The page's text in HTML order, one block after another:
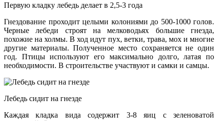
Первую кладку лебедь делает в 2,5-3 года
Гнездование проходит целыми колониями до 500-1000 голов.
Черные лебеди строят на мелководьях большие гнезда,
похожие на холмы. В ход идут пух, ветки, трава, мох и многие
другие материалы. Полученное место сохраняется не один
год. Птицы используют его максимально долго, латая по
необходимости. В строительстве участвуют и самки и самцы.
Лебедь сидит на гнезде
Каждая кладка вида содержит 3-8 яиц с зеленоватой